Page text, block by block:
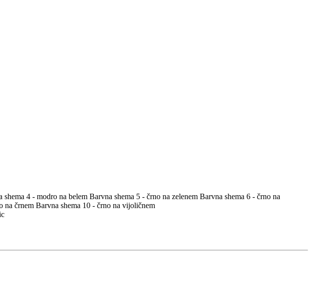
shema 4 - modro na belem Barvna shema 5 - črno na zelenem Barvna shema 6 - črno na
na črnem Barvna shema 10 - črno na vijoličnem